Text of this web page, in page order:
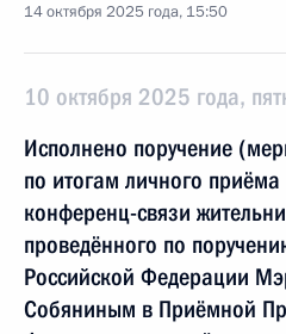
14 октября 2025 года, 15:50
10 октября 2025 года,
Исполнено поручение
по итогам личного
конференц-связи
проведённого по
Российской Федерации
Собяниным в Приёмной